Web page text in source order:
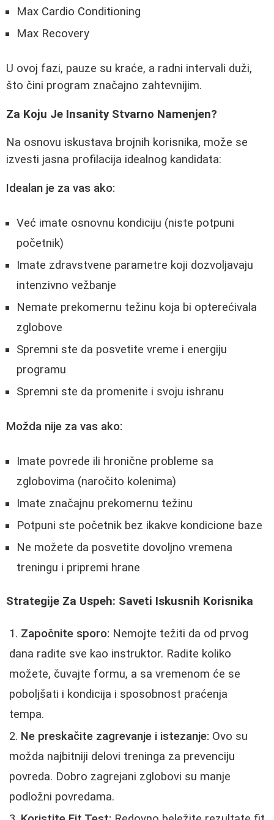
Max Cardio Conditioning
Max Recovery
U ovoj fazi, pauze su kraće, a radni intervali duži,
što čini program značajno zahtevnijim.
Za Koju Je Insanity Stvarno Namenjen?
Na osnovu iskustava brojnih korisnika, može se
izvesti jasna profilacija idealnog kandidata:
Idealan je za vas ako:
Već imate osnovnu kondiciju (niste potpuni
početnik)
Imate zdravstvene parametre koji dozvoljavaju
intenzivno vežbanje
Nemate prekomernu težinu koja bi opterećivala
zglobove
Spremni ste da posvetite vreme i energiju
programu
Spremni ste da promenite i svoju ishranu
Možda nije za vas ako:
Imate povrede ili hronične probleme sa
zglobovima (naročito kolenima)
Imate značajnu prekomernu težinu
Potpuni ste početnik bez ikakve kondicione baze
Ne možete da posvetite dovoljno vremena
treningu i pripremi hrane
Strategije Za Uspeh: Saveti Iskusnih Korisnika
Započnite sporo: Nemojte težiti da od prvog
dana radite sve kao instruktor. Radite koliko
možete, čuvajte formu, a sa vremenom će se
poboljšati i kondicija i sposobnost praćenja
tempa.
Ne preskačite zagrevanje i istezanje: Ovo su
možda najbitniji delovi treninga za prevenciju
povreda. Dobro zagrejani zglobovi su manje
podložni povredama.